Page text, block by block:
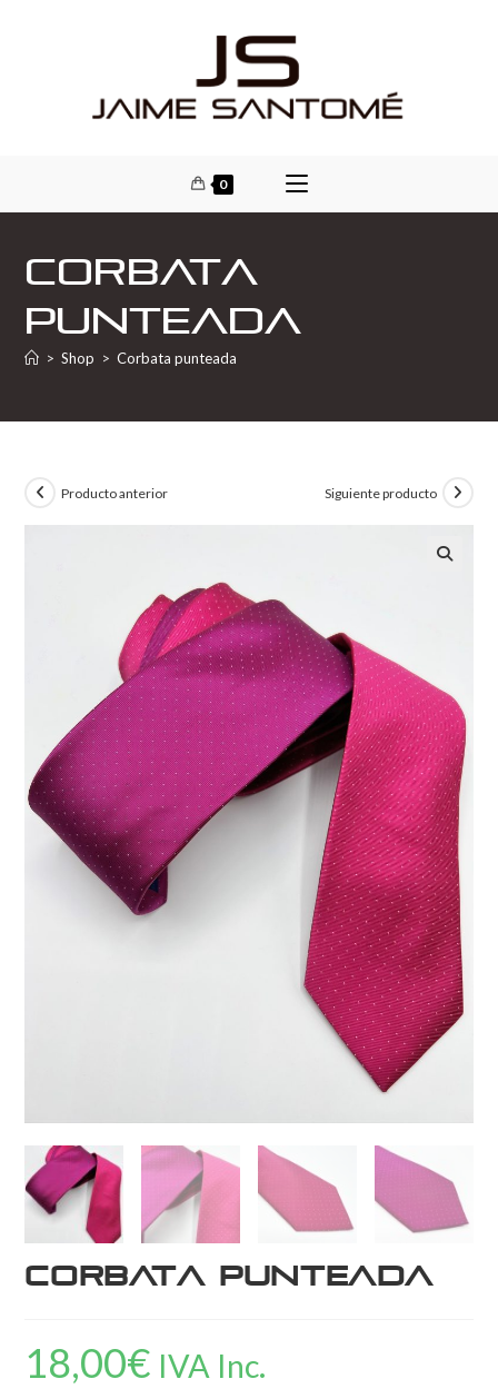
0
Corbata
punteada
> Shop > Corbata punteada
Producto anterior Siguiente producto
Corbata punteada
18,00€ IVA Inc.